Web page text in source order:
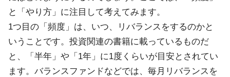
と「やり方」に注目して考えてみます。
1つ目の「頻度」は、いつ、リバランスをするのかと
いうことです。投資関連の書籍に載っているものだ
と、「半年」や「1年」に1度くらいが目安とされてい
ます。バランスファンドなどでは、毎月リバランスを